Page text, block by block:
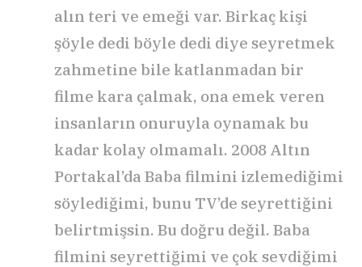
alın teri ve emeği var. Birkaç kişi
şöyle dedi böyle dedi diye seyretmek
zahmetine bile katlanmadan bir
filme kara çalmak, ona emek veren
insanların onuruyla oynamak bu
kadar kolay olmamalı. 2008 Altın
Portakal’da Baba filmini izlemediğimi
söylediğimi, bunu TV’de seyrettiğini
belirtmişsin. Bu doğru değil. Baba
filmini seyrettiğimi ve çok sevdiğimi